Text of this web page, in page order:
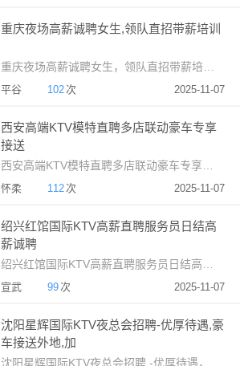
重庆夜场高薪诚聘女生,领队直招带薪培训
重庆夜场高薪诚聘女生，领队直招带薪培训san重庆本地高
平谷 102 次 2025-11-07
西安高端KTV模特直聘多店联动豪车专享
接送
西安高端KTV模特直聘多店联动豪车专享接送西安高端娱
怀柔 112 次 2025-11-07
绍兴红馆国际KTV高薪直聘服务员日结高
薪诚聘
宣武 99 次 2025-11-07
沈阳星辉国际KTV夜总会招聘-优厚待遇,豪
车接送外地,加